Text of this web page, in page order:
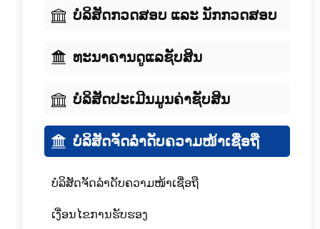
ບໍລິສັດກວດສອບ ແລະ ນັກກວດສອບ
ທະນາຄານດູແລຊັບສິນ
ບໍລິສັດປະເມີນມູນຄ່າຊັບສິນ
ບໍລິສັດຈັດລໍາດັບຄວາມໜ້າເຊື່ອຖື
ບໍລິສັດຈັດລໍາດັບຄວາມໜ້າເຊື່ອຖື
ເງື່ອນໄຂການຮັບຮອງ